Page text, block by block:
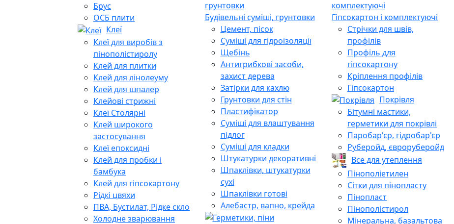
Брус
ОСБ плити
Клеї
Клеї для виробів з
пінополістиролу
Клей для плитки
Клей для лінолеуму
Клей для шпалер
Клейові стрижні
Клеї Столярні
Клей широкого
застосування
Клеї епоксидні
Клей для пробки і
бамбука
Клей для гіпсокартону
Рідкі цвяхи
ПВА, Бустилат, Рідке скло
Холодне зварювання
Будівельні суміші, грунтовки
Цемент, пісок
Суміші для гідроізоляції
Щебінь
Антигрибкові засоби,
захист дерева
Затірки для кахлю
Грунтовки для стін
Пластифікатор
Суміші для влаштування
підлог
Суміші для кладки
Штукатурки декоративні
Шпаклівки, штукатурки
сухі
Шпаклівки готові
Алебастр, вапно, крейда
Гіпсокартон і комплектуючі
Стрічки для швів,
профілів
Профіль для
гіпсокартону
Кріплення профілів
Гіпсокартон
Покрівля
Бітумні мастики,
герметики для покрівлі
Паробар'єр, гідробар'єр
Руберойд, євроруберойд
Все для утеплення
Пінополіетилен
Сітки для пінопласту
Пінопласт
Пінополістирол
Мінеральна, базальтова